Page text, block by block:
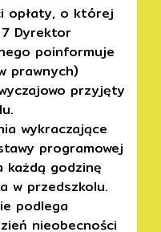
opłaty, o której
Dyrektor
poinformuje
prawnych)
przyjęty
wykraczające
programowej
każdą godzinę
w przedszkolu.
podlega
nieobecności